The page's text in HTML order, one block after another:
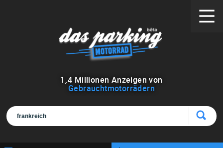
1 ,4 Millionen Anzeigen von
Gebrauchtmotorrädern